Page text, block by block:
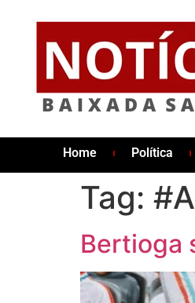
Home Política
Tag:
Bertioga